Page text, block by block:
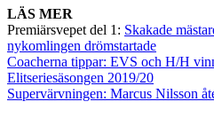
LÄS MER
Premiärsvepet del 1: Skakade
nykomlingen drömstartade
Coacherna tippar: EVS och H/H
Elitseriesäsongen 2019/20
Supervärvningen: Marcus Nilsson